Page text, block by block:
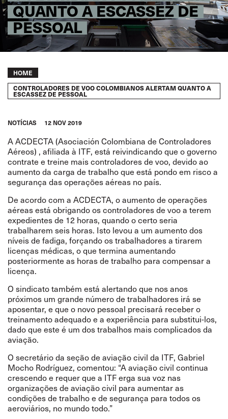
QUANTO A ESCASSEZ DE
PESSOAL
Breadcrumb
HOME
CONTROLADORES DE VOO COLOMBIANOS ALERTAM QUANTO A
ESCASSEZ DE PESSOAL
NOTÍCIAS 12 NOV 2019
A ACDECTA (Asociación Colombiana de Controladores
Aéreos) , afiliada à ITF, está reivindicando que o governo
contrate e treine mais controladores de voo, devido ao
aumento da carga de trabalho que está pondo em risco a
segurança das operações aéreas no país.
De acordo com a ACDECTA, o aumento de operações
aéreas está obrigando os controladores de voo a terem
expedientes de 12 horas, quando o certo seria
trabalharem seis horas. Isto levou a um aumento dos
níveis de fadiga, forçando os trabalhadores a tirarem
licenças médicas, o que termina aumentando
posteriormente as horas de trabalho para compensar a
licença.
O sindicato também está alertando que nos anos
próximos um grande número de trabalhadores irá se
aposentar, e que o novo pessoal precisará receber o
treinamento adequado e a experiência para substitui-los,
dado que este é um dos trabalhos mais complicados da
aviação.
O secretário da seção de aviação civil da ITF, Gabriel
Mocho Rodríguez, comentou: “A aviação civil continua
crescendo e requer que a ITF erga sua voz nas
organizações de aviação civil para aumentar as
condições de trabalho e de segurança para todos os
aeroviários, no mundo todo.”